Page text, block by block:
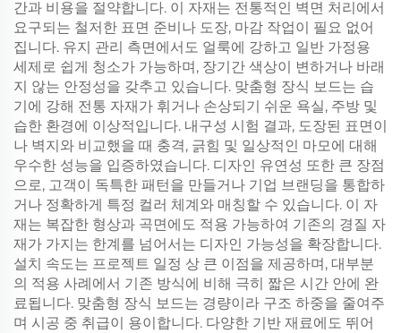
간과 비용을 절약합니다. 이 자재는 전통적인 벽면 처리에서
요구되는 철저한 표면 준비나 도장, 마감 작업이 필요 없어
집니다. 유지 관리 측면에서도 얼룩에 강하고 일반 가정용
세제로 쉽게 청소가 가능하며, 장기간 색상이 변하거나 바래
지 않는 안정성을 갖추고 있습니다. 맞춤형 장식 보드는 습
기에 강해 전통 자재가 휘거나 손상되기 쉬운 욕실, 주방 및
습한 환경에 이상적입니다. 내구성 시험 결과, 도장된 표면이
나 벽지와 비교했을 때 충격, 긁힘 및 일상적인 마모에 대해
우수한 성능을 입증하였습니다. 디자인 유연성 또한 큰 장점
으로, 고객이 독특한 패턴을 만들거나 기업 브랜딩을 통합하
거나 정확하게 특정 컬러 체계와 매칭할 수 있습니다. 이 자
재는 복잡한 형상과 곡면에도 적용 가능하여 기존의 경질 자
재가 가지는 한계를 넘어서는 디자인 가능성을 확장합니다.
설치 속도는 프로젝트 일정 상 큰 이점을 제공하며, 대부분
의 적용 사례에서 기존 방식에 비해 극히 짧은 시간 안에 완
료됩니다. 맞춤형 장식 보드는 경량이라 구조 하중을 줄여주
며 시공 중 취급이 용이합니다. 다양한 기반 재료에도 뛰어